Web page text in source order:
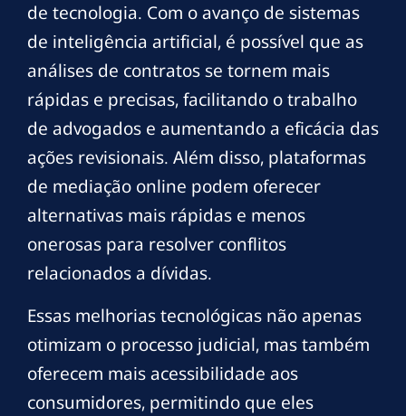
de tecnologia. Com o avanço de sistemas
de inteligência artificial, é possível que as
análises de contratos se tornem mais
rápidas e precisas, facilitando o trabalho
de advogados e aumentando a eficácia das
ações revisionais. Além disso, plataformas
de mediação online podem oferecer
alternativas mais rápidas e menos
onerosas para resolver conflitos
relacionados a dívidas.
Essas melhorias tecnológicas não apenas
otimizam o processo judicial, mas também
oferecem mais acessibilidade aos
consumidores, permitindo que eles